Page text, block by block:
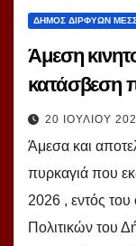
ΔΗΜΟΣ ΔΙΡΦΥΩΝ
Άμεση
κατάσβεση
20 ΙΟΥΛΊΟΥ
Άμεσα και
πυρκαγιά που
2026 , εντός του
Πολιτικών του